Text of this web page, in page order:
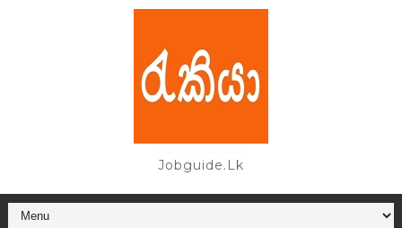
Jobguide.lk